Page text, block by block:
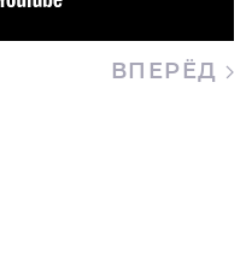
ВПЕРЁД